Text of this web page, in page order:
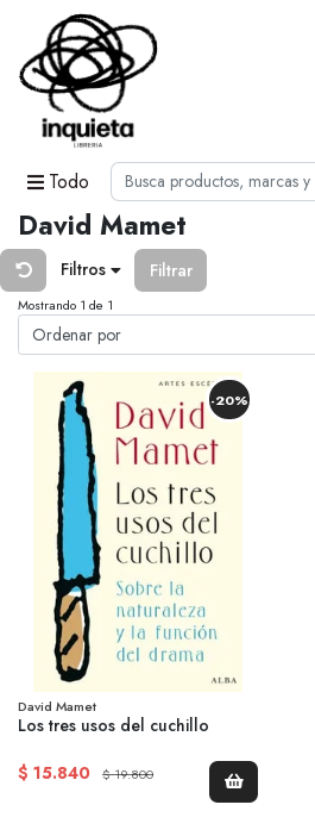
Todo
David Mamet
Filtros Filtrar
Mostrando 1 de 1
-20%
David Mamet
Los tres usos del cuchillo
$ 15.840
$ 19.800